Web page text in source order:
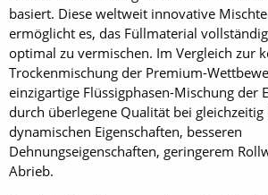
basiert. Diese weltweit innovative
ermöglicht es, das Füllmaterial
optimal zu vermischen. Im Vergleich zur
Trockenmischung der Premium-
einzigartige Flüssigphasen-Mischung der
durch überlegene Qualität bei
dynamischen Eigenschaften, besseren
Dehnungseigenschaften, geringerem
Abrieb.